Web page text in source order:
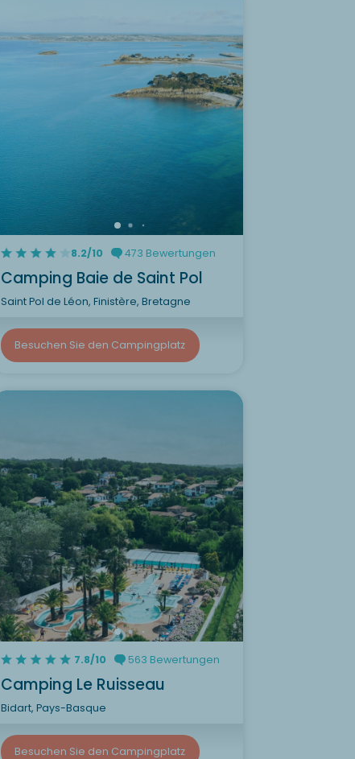
8.2/10 473 Bewertungen
Camping Baie de Saint Pol
Saint Pol de Léon, Finistère, Bretagne
Besuchen Sie den Campingplatz
7.8/10 563 Bewertungen
Camping Le Ruisseau
Bidart, Pays-Basque
Besuchen Sie den Campingplatz